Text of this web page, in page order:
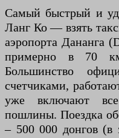
Самый быстрый и
Ланг Ко — взять
аэропорта Дананга
примерно в 70
Большинство
счетчиками,
уже включают
пошлины. Поездка
– 500 000 донгов (в